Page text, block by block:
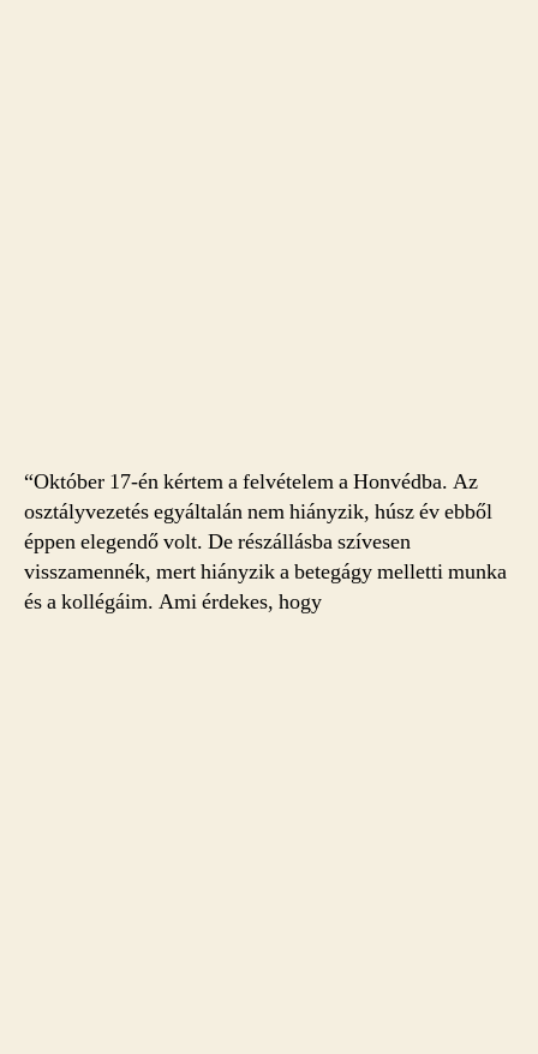
“Október 17-én kértem a felvételem a Honvédba. Az
osztályvezetés egyáltalán nem hiányzik, húsz év ebből
éppen elegendő volt. De részállásba szívesen
visszamennék, mert hiányzik a betegágy melletti munka
és a kollégáim. Ami érdekes, hogy